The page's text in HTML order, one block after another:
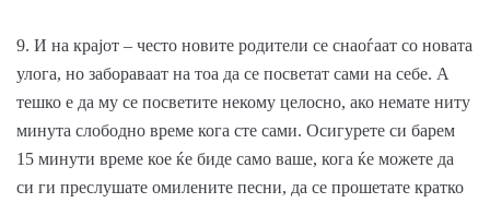
9. И на крајот – често новите родители се снаоѓаат со новата
улога, но забораваат на тоа да се посветат сами на себе. А
тешко е да му се посветите некому целосно, ако немате ниту
минута слободно време кога сте сами. Осигурете си барем
15 минути време кое ќе биде само ваше, кога ќе можете да
си ги преслушате омилените песни, да се прошетате кратко